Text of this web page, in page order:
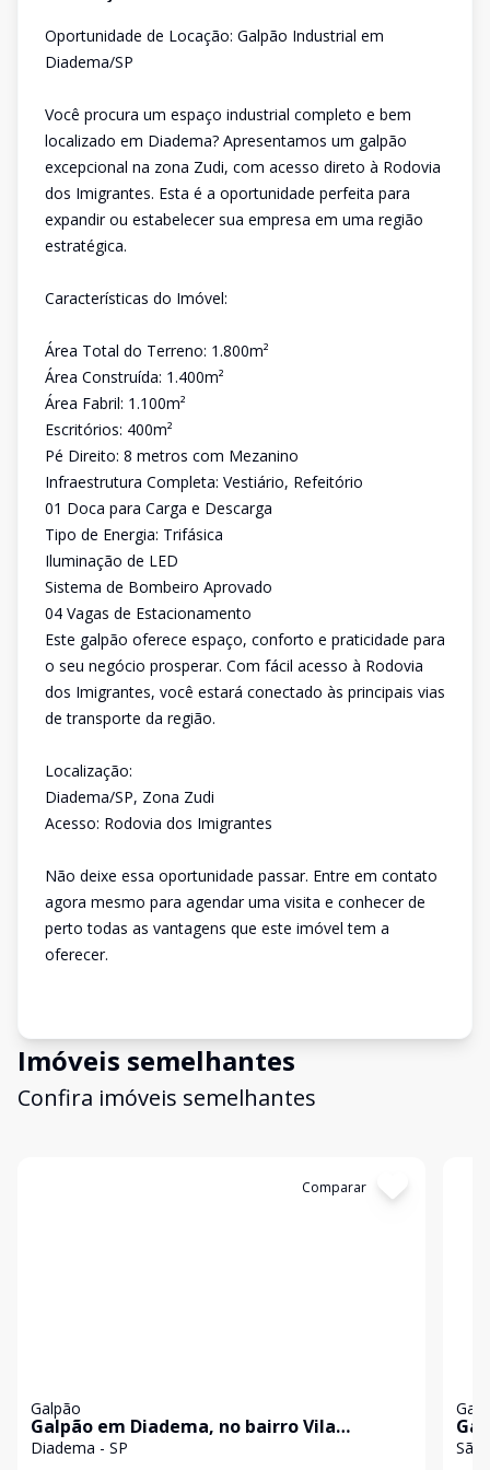
Oportunidade de Locação: Galpão Industrial em
Diadema/SP
Você procura um espaço industrial completo e bem
localizado em Diadema? Apresentamos um galpão
excepcional na zona Zudi, com acesso direto à Rodovia
dos Imigrantes. Esta é a oportunidade perfeita para
expandir ou estabelecer sua empresa em uma região
estratégica.
Características do Imóvel:
Área Total do Terreno: 1.800m²
Área Construída: 1.400m²
Área Fabril: 1.100m²
Escritórios: 400m²
Pé Direito: 8 metros com Mezanino
Infraestrutura Completa: Vestiário, Refeitório
01 Doca para Carga e Descarga
Tipo de Energia: Trifásica
Iluminação de LED
Sistema de Bombeiro Aprovado
04 Vagas de Estacionamento
Este galpão oferece espaço, conforto e praticidade para
o seu negócio prosperar. Com fácil acesso à Rodovia
dos Imigrantes, você estará conectado às principais vias
de transporte da região.
Localização:
Diadema/SP, Zona Zudi
Acesso: Rodovia dos Imigrantes
Não deixe essa oportunidade passar. Entre em contato
agora mesmo para agendar uma visita e conhecer de
perto todas as vantagens que este imóvel tem a
oferecer.
Imóveis semelhantes
Confira imóveis semelhantes
Comparar
Galpão
Galpão em Diadema, no bairro Vila
Nogueira, para locação.
Diadema - SP
de
São